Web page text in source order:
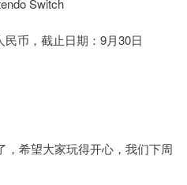
Switch
币，截止日期：9月30日
，希望大家玩得开心，我们下周